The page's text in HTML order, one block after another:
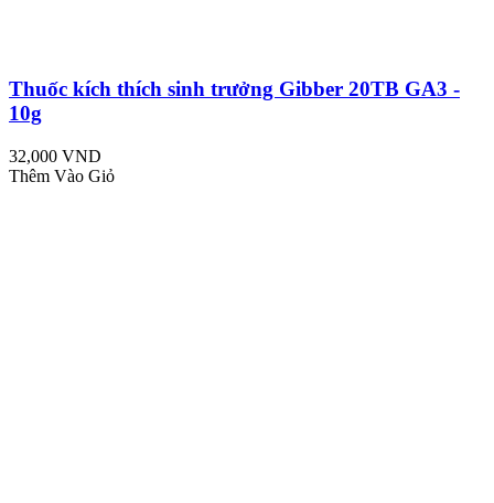
Thuốc kích thích sinh trưởng Gibber 20TB GA3 -
10g
32,000 VND
Thêm Vào Giỏ